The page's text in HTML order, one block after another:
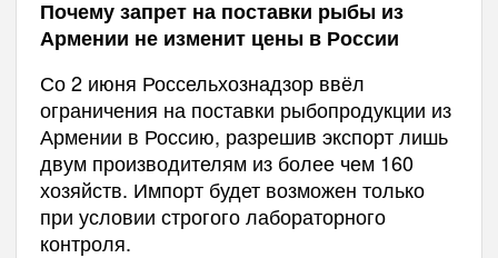
Почему запрет на поставки рыбы из
Армении не изменит цены в России
Со 2 июня Россельхознадзор ввёл
ограничения на поставки рыбопродукции из
Армении в Россию, разрешив экспорт лишь
двум производителям из более чем 160
хозяйств. Импорт будет возможен только
при условии строгого лабораторного
контроля.